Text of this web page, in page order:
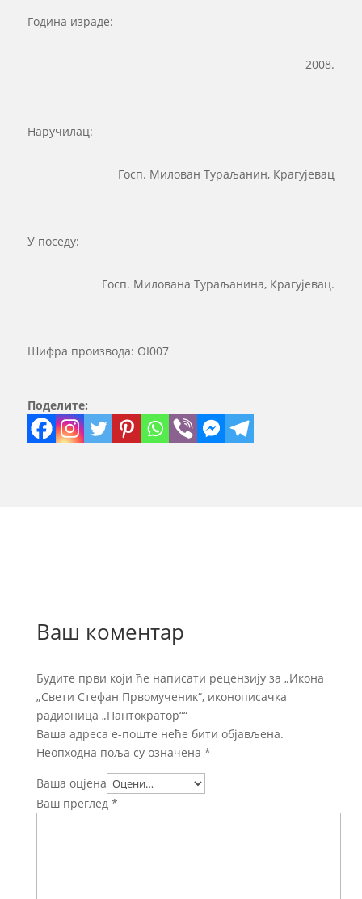
Година израде:
2008.
Наручилац:
Госп. Милован Тураљанин, Крагујевац
У поседу:
Госп. Милованa Тураљанинa, Крагујевац.
Шифра производа: OI007
Поделите:
Ваш коментар
Будите први који ће написати рецензију за „Икона
„Свети Стефан Првомученик“, иконописачка
радионица „Пантократор““
Ваша адреса е-поште неће бити објављена.
Неопходна поља су означена *
Ваша оцјена
Ваш преглед *